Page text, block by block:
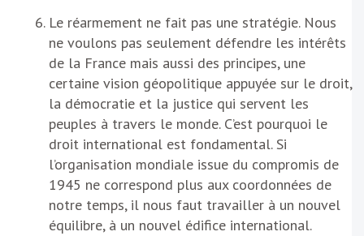
Le réarmement ne fait pas une stratégie. Nous
ne voulons pas seulement défendre les intérêts
de la France mais aussi des principes, une
certaine vision géopolitique appuyée sur le droit,
la démocratie et la justice qui servent les
peuples à travers le monde. C’est pourquoi le
droit international est fondamental. Si
l’organisation mondiale issue du compromis de
1945 ne correspond plus aux coordonnées de
notre temps, il nous faut travailler à un nouvel
équilibre, à un nouvel édifice international.